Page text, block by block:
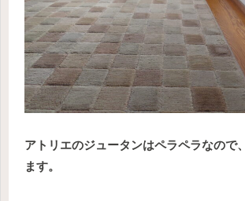
アトリエのジュータンはペラペラなので
ます。